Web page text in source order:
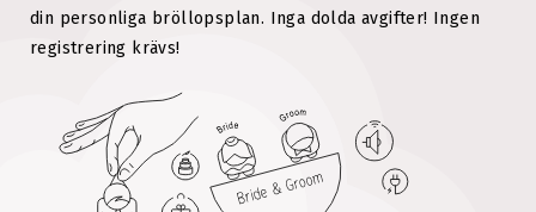
din personliga bröllopsplan. Inga dolda avgifter! Ingen
registrering krävs!